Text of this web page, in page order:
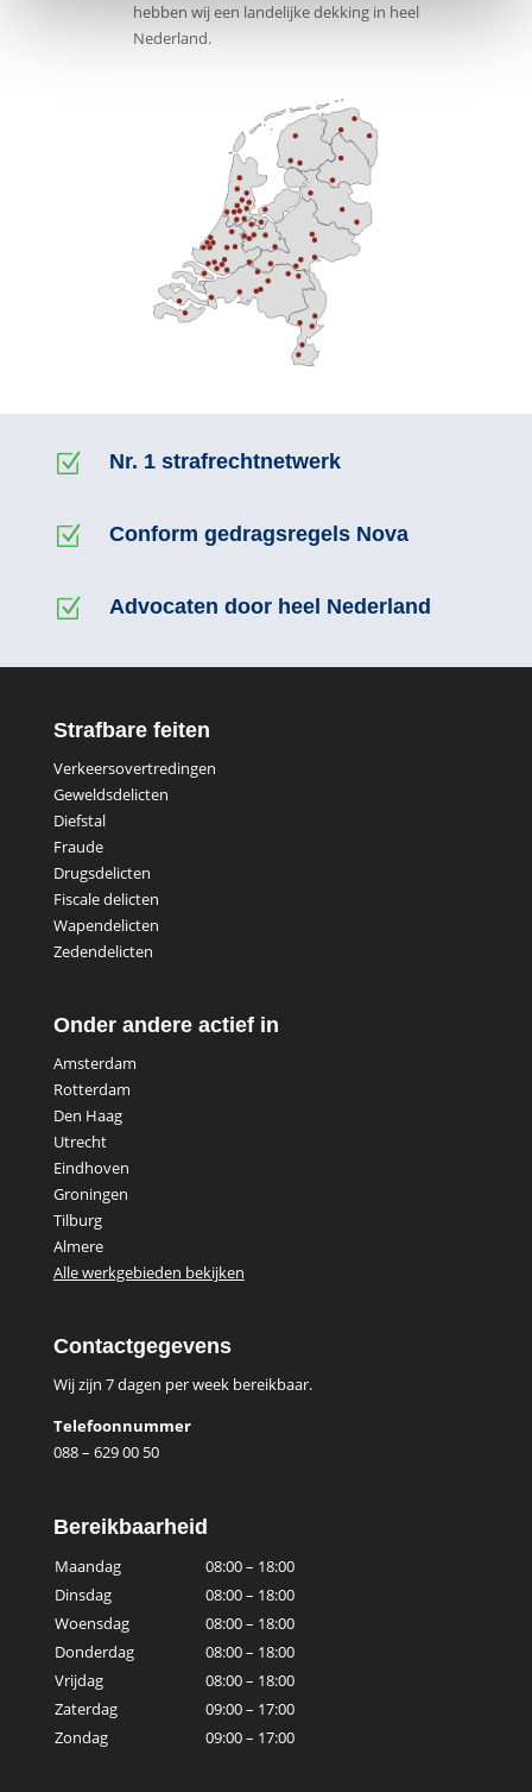
hebben wij een landelijke dekking in heel
Nederland.
Z Nr. 1 strafrechtnetwerk
Z Conform gedragsregels Nova
Z Advocaten door heel Nederland
Strafbare feiten
Verkeersovertredingen
Geweldsdelicten
Diefstal
Fraude
Drugsdelicten
Fiscale delicten
Wapendelicten
Zedendelicten
Onder andere actief in
Amsterdam
Rotterdam
Den Haag
Utrecht
Eindhoven
Groningen
Tilburg
Almere
Alle werkgebieden bekijken
Contactgegevens
Wij zijn 7 dagen per week bereikbaar.
Telefoonnummer
088 – 629 00 50
Bereikbaarheid
Maandag
08:00 – 18:00
Dinsdag
08:00 – 18:00
Woensdag
08:00 – 18:00
Donderdag
08:00 – 18:00
Vrijdag
08:00 – 18:00
Zaterdag
09:00 – 17:00
Zondag
09:00 – 17:00